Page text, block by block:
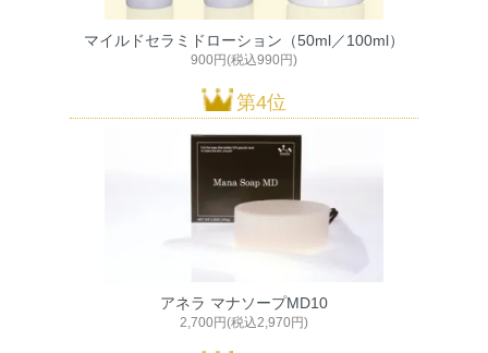
マイルドセラミドローション（50ml／100ml）
900円(税込990円)
第4位
アネラ マナソープMD10
2,700円(税込2,970円)